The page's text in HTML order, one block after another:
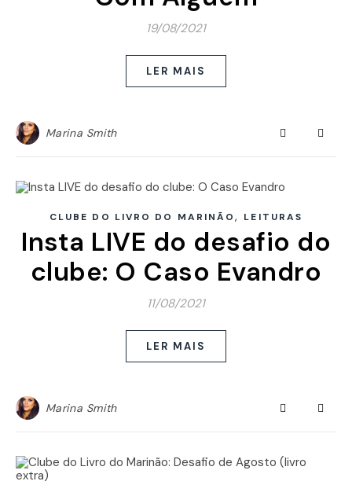
19/08/2021
LER MAIS
Marina Smith
CLUBE DO LIVRO DO MARINÃO, LEITURAS
Insta LIVE do desafio do
clube: O Caso Evandro
11/08/2021
LER MAIS
Marina Smith